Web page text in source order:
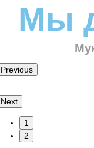
Мы
Previous
Next
1
2